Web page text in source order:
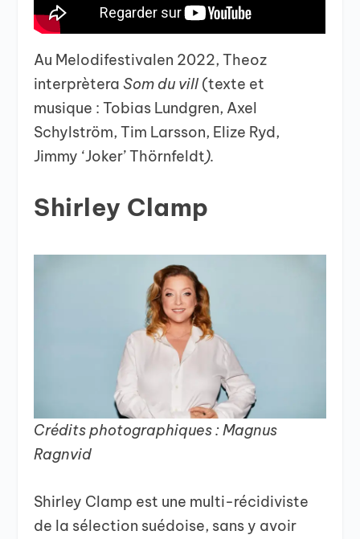
Au Melodifestivalen 2022, Theoz
interprèteraSom du vill (texte et
musique : Tobias Lundgren, Axel
Schylström, Tim Larsson, Elize Ryd,
Jimmy ‘Joker’ Thörnfeldt).
Shirley Clamp
Crédits photographiques : Magnus
Ragnvid
Shirley Clamp est une multi-récidiviste
de la sélection suédoise, sans y avoir